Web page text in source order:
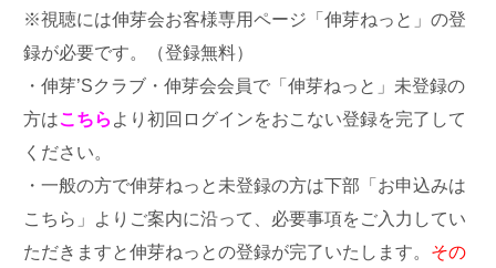
※視聴には伸芽会お客様専用ページ「伸芽ねっと」の登
録が必要です。（登録無料）
・伸芽’Sクラブ・伸芽会会員で「伸芽ねっと」未登録の
方はこちら より初回ログインをおこない登録を完了して
ください。
・一般の方で伸芽ねっと未登録の方は下部「お申込みは
こちら」よりご案内に沿って、必要事項をご入力してい
ただきますと伸芽ねっとの登録が完了いたします。 その